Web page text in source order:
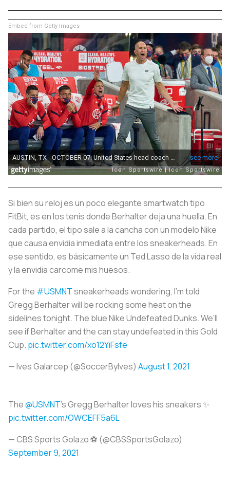
Embed from Getty Images
Si bien su reloj es un poco elegante smartwatch tipo
FitBit, es en los tenis donde Berhalter deja una huella. En
cada partido, el tipo sale a la cancha con un modelo Nike
que causa envidia inmediata entre los sneakerheads. En
ese sentido, es básicamente un Ted Lasso de la vida real
y la envidia carcome mis huesos.
For the #USMNTsneakerheads wondering, I’m told
Gregg Berhalter will be rocking some heat on the
sidelines tonight. The blue Nike Undefeated Dunks. We’ll
see if Berhalter and the can stay undefeated in this Gold
Cup. pic.twitter.com/xo12YiFsfe
— Ives Galarcep (@SoccerByIves) August 1, 2021
The@USMNT's Gregg Berhalter loves his sneakers ✨
pic.twitter.com/OWCEFF5a6L
— CBS Sports Golazo ⚽️ (@CBSSportsGolazo)
September 9, 2021